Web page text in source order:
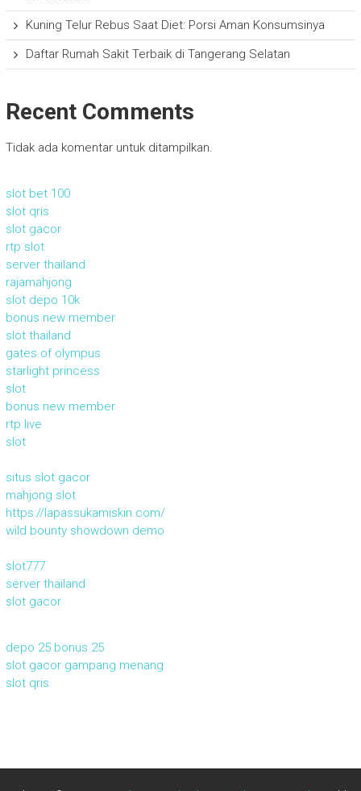
Kuning Telur Rebus Saat Diet: Porsi Aman Konsumsinya
Daftar Rumah Sakit Terbaik di Tangerang Selatan
Recent Comments
Tidak ada komentar untuk ditampilkan.
slot bet 100
slot qris
slot gacor
rtp slot
server thailand
rajamahjong
slot depo 10k
bonus new member
slot thailand
gates of olympus
starlight princess
slot
bonus new member
rtp live
slot
situs slot gacor
mahjong slot
https://lapassukamiskin.com/
wild bounty showdown demo
slot777
server thailand
slot gacor
depo 25 bonus 25
slot gacor gampang menang
slot qris